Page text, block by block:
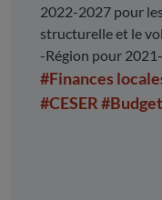
2022-2027 pour
structurelle et le
-Région pour
#Finances
#CESER#Budget